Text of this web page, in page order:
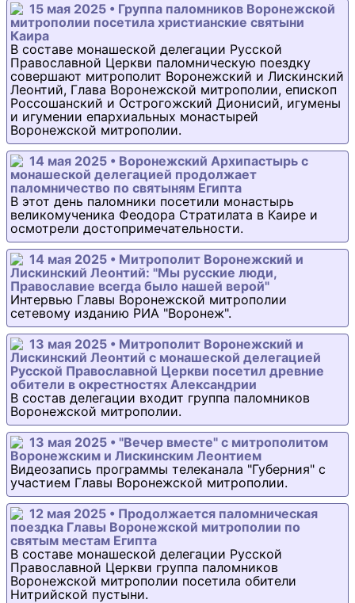
15 мая 2025 • Группа паломников Воронежской
митрополии посетила христианские святыни
Каира
В составе монашеской делегации Русской
Православной Церкви паломническую поездку
совершают митрополит Воронежский и Лискинский
Леонтий, Глава Воронежской митрополии, епископ
Россошанский и Острогожский Дионисий, игумены
и игумении епархиальных монастырей
Воронежской митрополии.
14 мая 2025 • Воронежский Архипастырь с
монашеской делегацией продолжает
паломничество по святыням Египта
В этот день паломники посетили монастырь
великомученика Феодора Стратилата в Каире и
осмотрели достопримечательности.
14 мая 2025 • Митрополит Воронежский и
Лискинский Леонтий: "Мы русские люди,
Православие всегда было нашей верой"
Интервью Главы Воронежской митрополии
сетевому изданию РИА "Воронеж".
13 мая 2025 • Митрополит Воронежский и
Лискинский Леонтий с монашеской делегацией
Русской Православной Церкви посетил древние
обители в окрестностях Александрии
В состав делегации входит группа паломников
Воронежской митрополии.
13 мая 2025 • "Вечер вместе" с митрополитом
Воронежским и Лискинским Леонтием
Видеозапись программы телеканала "Губерния" с
участием Главы Воронежской митрополии.
12 мая 2025 • Продолжается паломническая
поездка Главы Воронежской митрополии по
святым местам Египта
В составе монашеской делегации Русской
Православной Церкви группа паломников
Воронежской митрополии посетила обители
Нитрийской пустыни.